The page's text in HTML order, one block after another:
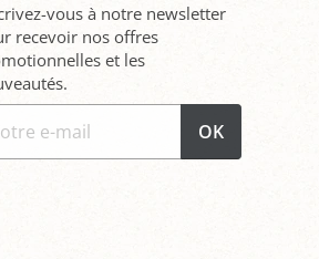
vous à notre newsletter
recevoir nos offres
et les
OK